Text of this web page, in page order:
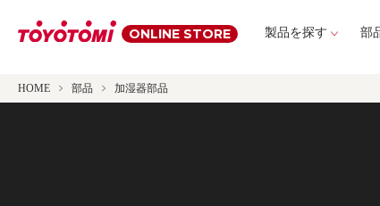
ONLINE STORE 製品を探す 部
HOME 部品 加湿器部品